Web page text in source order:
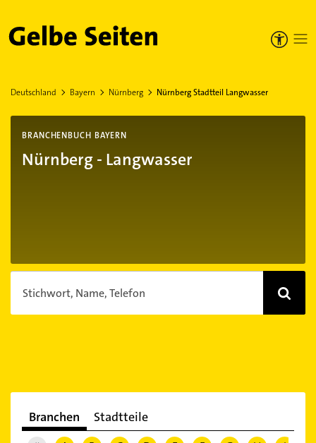
Gelbe Seiten
Deutschland Bayern Nürnberg Nürnberg Stadtteil Langwasser
BRANCHENBUCH BAYERN
Nürnberg - Langwasser
Stichwort, Name, Telefon
Branchen Stadtteile